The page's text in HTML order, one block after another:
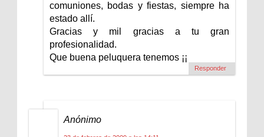
comuniones, bodas y fiestas, siempre ha
estado allí.
Gracias y mil gracias a tu gran
profesionalidad.
Que buena peluquera tenemos ¡¡
Responder
Anónimo